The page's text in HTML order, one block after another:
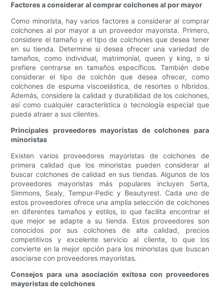
Factores a considerar al comprar colchones al por mayor
Como minorista, hay varios factores a considerar al comprar
colchones al por mayor a un proveedor mayorista. Primero,
considere el tamaño y el tipo de colchones que desea tener
en su tienda. Determine si desea ofrecer una variedad de
tamaños, como individual, matrimonial, queen y king, o si
prefiere centrarse en tamaños específicos. También debe
considerar el tipo de colchón que desea ofrecer, como
colchones de espuma viscoelástica, de resortes o híbridos.
Además, considere la calidad y durabilidad de los colchones,
así como cualquier característica o tecnología especial que
pueda atraer a sus clientes.
Principales proveedores mayoristas de colchones para
minoristas
Existen varios proveedores mayoristas de colchones de
primera calidad que los minoristas pueden considerar al
buscar colchones de calidad en sus tiendas. Algunos de los
proveedores mayoristas más populares incluyen Serta,
Simmons, Sealy, Tempur-Pedic y Beautyrest. Cada uno de
estos proveedores ofrece una amplia selección de colchones
en diferentes tamaños y estilos, lo que facilita encontrar el
que mejor se adapte a su tienda. Estos proveedores son
conocidos por sus colchones de alta calidad, precios
competitivos y excelente servicio al cliente, lo que los
convierte en la mejor opción para los minoristas que buscan
asociarse con proveedores mayoristas.
Consejos para una asociación exitosa con proveedores
mayoristas de colchones